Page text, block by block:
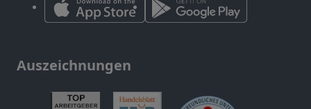
Auszeichnungen